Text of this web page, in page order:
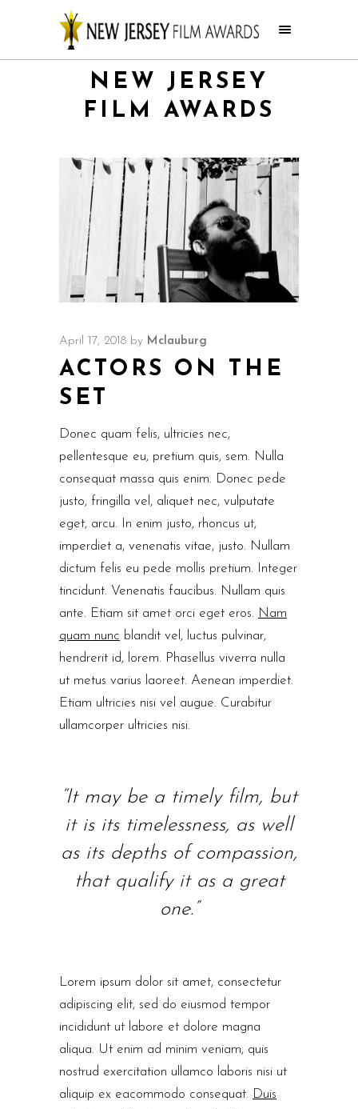
NEW JERSEY
FILM AWARDS
April 17, 2018 by Mclauburg
ACTORS ON THE
SET
Donec quam felis, ultricies nec,
pellentesque eu, pretium quis, sem. Nulla
consequat massa quis enim. Donec pede
justo, fringilla vel, aliquet nec, vulputate
eget, arcu. In enim justo, rhoncus ut,
imperdiet a, venenatis vitae, justo. Nullam
dictum felis eu pede mollis pretium. Integer
tincidunt. Venenatis faucibus. Nullam quis
ante. Etiam sit amet orci eget eros. Nam
quam nunc blandit vel, luctus pulvinar,
hendrerit id, lorem. Phasellus viverra nulla
ut metus varius laoreet. Aenean imperdiet.
Etiam ultricies nisi vel augue. Curabitur
ullamcorper ultricies nisi.
“It may be a timely film, but
it is its timelessness, as well
as its depths of compassion,
that qualify it as a great
one.”
Lorem ipsum dolor sit amet, consectetur
adipiscing elit, sed do eiusmod tempor
incididunt ut labore et dolore magna
aliqua. Ut enim ad minim veniam, quis
nostrud exercitation ullamco laboris nisi ut
aliquip ex eacommodo consequat. Duis